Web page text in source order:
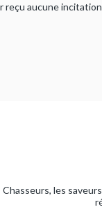
reçu aucune
Chasseurs, les